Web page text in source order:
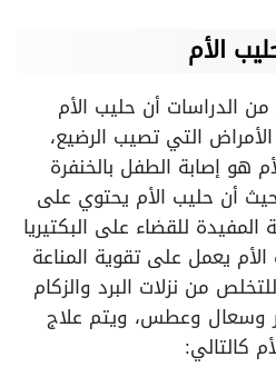
الأم
الدراسات أن حليب الأم
التي تصيب الرضيع،
هو إصابة الطفل بالخنفرة
أن حليب الأم يحتوي على
المفيدة للقضاء على البكتيريا
يعمل على تقوية المناعة
من نزلات البرد والزكام
وسعال وعطس، ويتم علاج
كالتالي: